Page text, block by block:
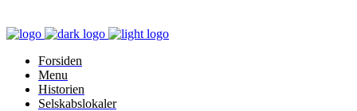
Forsiden
Menu
Historien
Selskabslokaler